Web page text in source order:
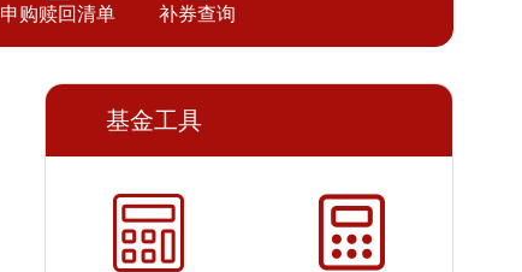
07-28
2026-
07-27
1.0204 1.0204
2026-
0.9959
07-23
2026-
1.0460
申购赎回清单 补券查询
基金工具